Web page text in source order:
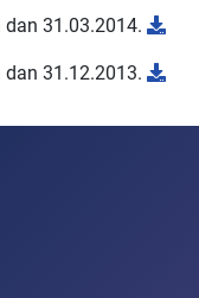
dan 31.03.2014.
dan 31.12.2013.